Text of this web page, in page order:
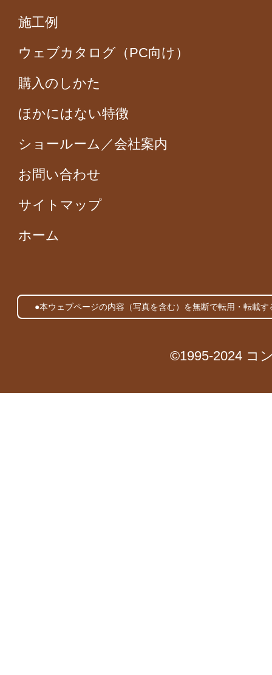
施工例
ウェブカタログ（PC向け）
購入のしかた
ほかにはない特徴
ショールーム／会社案内
お問い合わせ
サイトマップ
ホーム
●本ウェブページの内容（写真を含む）を無断で転用・転載
©1995-2024 コ